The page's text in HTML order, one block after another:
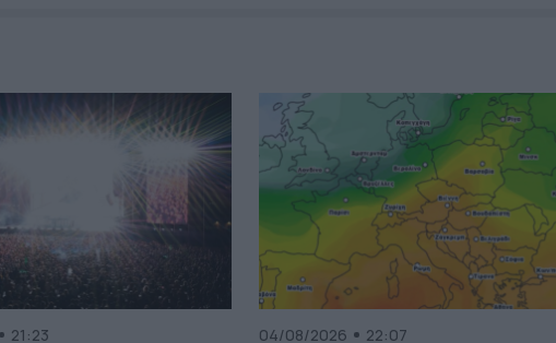
21:23 04/08/2026 22:07